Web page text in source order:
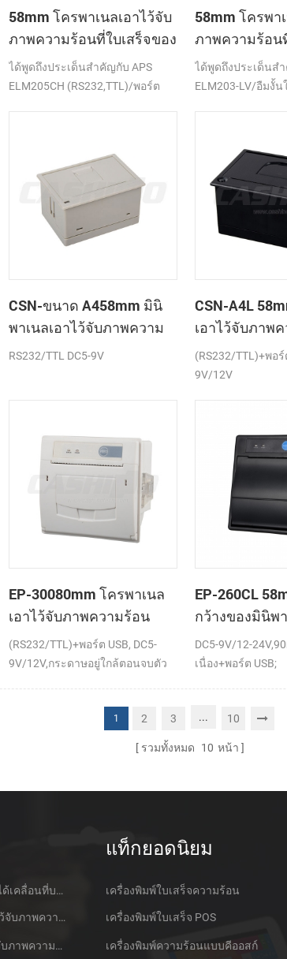
58mm โครพาเนลเอาไว้จับ
ภาพความร้อนที่ใบเสร็จของ
เครื่องพิมพ์ CSN-A1
ได้พูดถึงประเด็นสำคัญกับ APS
ELM205CH (RS232,TTL)/พอร์ต
58mm โครพา
ภาพความร้อน
เครื่องพิมพ์
ได้พูดถึงประเด็นส
ELM203-LV/อืมงั้น
CSN-ขนาด A458mm มินิ
พาเนลเอาไว้จับภาพความ
ร้อนที่ใบเสร็จของ
RS232/TTL DC5-9V
CSN-A4L
เอาไว้จับภาพ
เสร็จของเครื่อ
(RS232/TTL)+พอร์
9V/12V
EP-30080mm โครพาเนล
เอาไว้จับภาพความร้อน
ทำการเมานท์ใบเสร็จของ
เครื่องพิมพ์
(RS232/TTL)+พอร์ต USB, DC5-
9V/12V,กระดาษอยู่ใกล้ตอนจบตัว
EP-260CL
กว้างของมินิพ
จับภาพความร้
นท์กับเครื่องพิ
DC5-9V/12-
เนื่อง+พอร์ต USB;
1 2 3 ... 10
รวมทั้งหมด 10 หน้า
58MM แบบเคลื่อนย้ายได้เคลื่อนที่บลูทูธเอาไว้จับภาพความร้อนที่เครื่องพิมพ์ PTP-ฉัน
58mm โครพาเนลเอาไว้จับภาพความร้อนที่ใบเสร็จของเครื่องพิมพ์ CSN-A1
KP-300H 3inch เอาไว้จับภาพความร้อนที่ Kiosk เครื่องพิมพ์ศูนย์ควบคุม Kde ในโมดูล
แท็กยอดนิยม
เครื่องพิมพ์ใบเสร็จความร้อน
เครื่องพิมพ์ใบเสร็จ POS
เครื่องพิมพ์ความร้อนแบบคีออสก์